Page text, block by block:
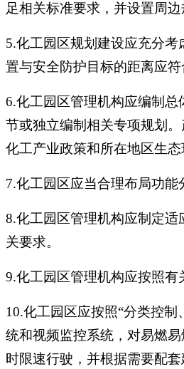
足相关标准要求，并设置周边
5.化工园区规划建设应充分
置与安全防护目标的距离应
6.化工园区管理机构应编制
节或独立编制相关专项规划
化工产业政策和所在地区生
7.化工园区应当合理布局功
8.化工园区管理机构应制定
关要求。
9.化工园区管理机构应按照
10.化工园区应按照“分类控
统和视频监控系统，对易燃
时限速行驶，并根据需要配